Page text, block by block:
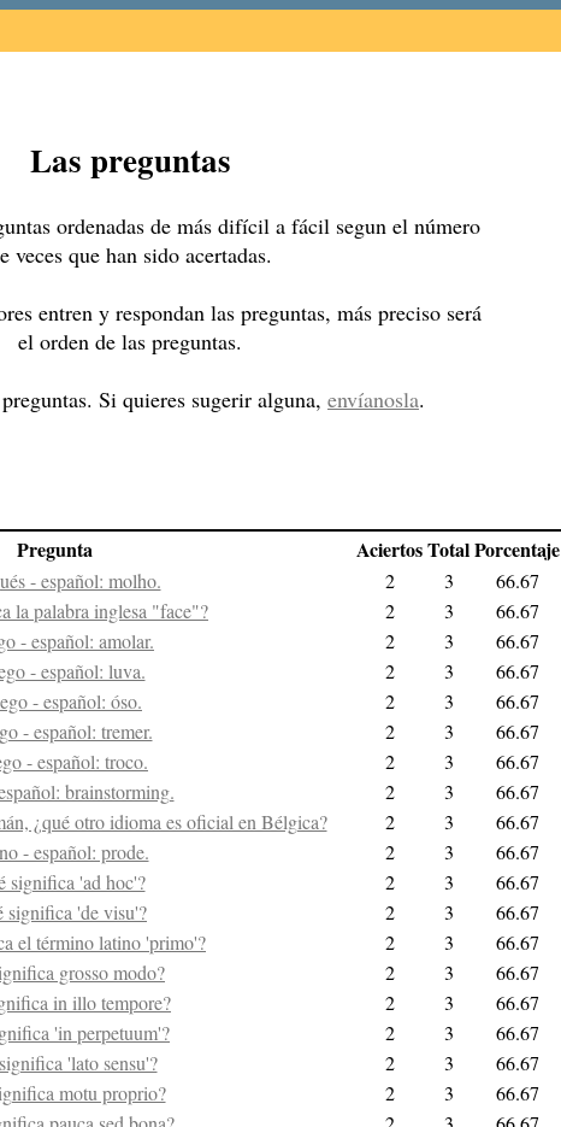
Las preguntas
ordenadas de más difícil a fácil segun el número
veces que han sido acertadas.
entren y respondan las preguntas, más preciso será
el orden de las preguntas.
Si quieres sugerir alguna, envíanosla.
Pregunta AciertosTotalPorcentaje
- español: molho. 2 3
66.67
la palabra inglesa "face"? 2 3
66.67
- español: amolar. 2 3
66.67
- español: luva. 2 3
66.67
- español: óso. 2 3
66.67
- español: tremer. 2 3
66.67
- español: troco. 2 3
66.67
brainstorming. 2 3
66.67
¿qué otro idioma es oficial en Bélgica? 2 3
66.67
- español: prode. 2 3
66.67
significa 'ad hoc'? 2 3
66.67
significa 'de visu'? 2 3
66.67
el término latino 'primo'? 2 3
66.67
grosso modo? 2 3
66.67
in illo tempore? 2 3
66.67
'in perpetuum'? 2 3
66.67
'lato sensu'? 2 3
66.67
motu proprio? 2 3
66.67